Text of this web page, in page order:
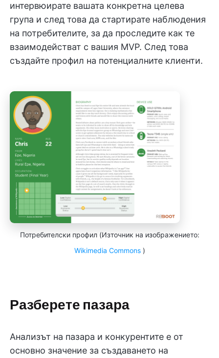
интервюирате вашата конкретна целева
група и след това да стартирате наблюдения
на потребителите, за да проследите как те
взаимодействат с вашия MVP. След това
създайте профил на потенциалните клиенти.
Потребителски профил (Източник на изображението:
Wikimedia Commons)
Разберете пазара
Анализът на пазара и конкурентите е от
основно значение за създаването на